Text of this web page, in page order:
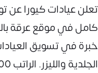
تعلن عيادات كيورا عن
كامل في موقع عرقة
خبرة في تسويق